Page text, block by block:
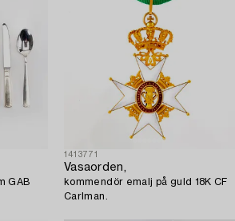
GAB
1413771
Vasaorden,
kommendör emalj på guld 18K CF
Carlman.